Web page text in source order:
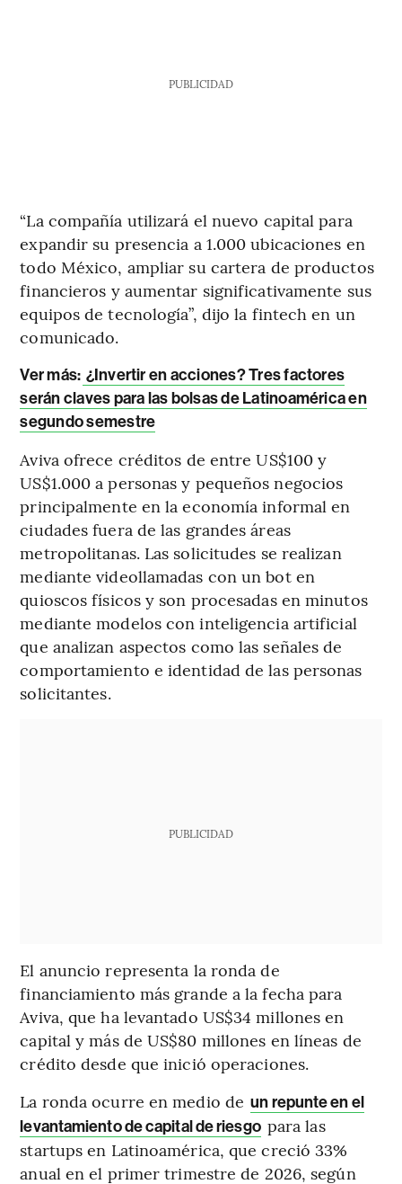
PUBLICIDAD
“La compañía utilizará el nuevo capital para
expandir su presencia a 1.000 ubicaciones en
todo México, ampliar su cartera de productos
financieros y aumentar significativamente sus
equipos de tecnología”, dijo la fintech en un
comunicado.
Ver más: ¿Invertir en acciones? Tres factores
serán claves para las bolsas de Latinoamérica en
segundo semestre
Aviva ofrece créditos de entre US$100 y
US$1.000 a personas y pequeños negocios
principalmente en la economía informal en
ciudades fuera de las grandes áreas
metropolitanas. Las solicitudes se realizan
mediante videollamadas con un bot en
quioscos físicos y son procesadas en minutos
mediante modelos con inteligencia artificial
que analizan aspectos como las señales de
comportamiento e identidad de las personas
solicitantes.
PUBLICIDAD
El anuncio representa la ronda de
financiamiento más grande a la fecha para
Aviva, que ha levantado US$34 millones en
capital y más de US$80 millones en líneas de
crédito desde que inició operaciones.
La ronda ocurre en medio de un repunte en el
levantamiento de capital de riesgo para las
startups en Latinoamérica, que creció 33%
anual en el primer trimestre de 2026, según